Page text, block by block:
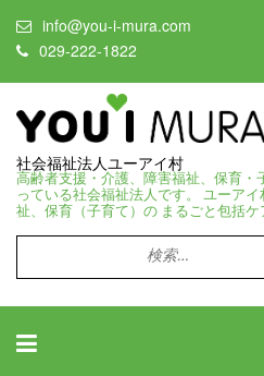
info@you-i-mura.com
029-222-1822
社会福祉法人ユーアイ村
高齢者支援・介護、障害福祉、保育・
っている社会福祉法人です。 ユーア
祉、保育（子育て）の まるごと包括ケ
検
索: